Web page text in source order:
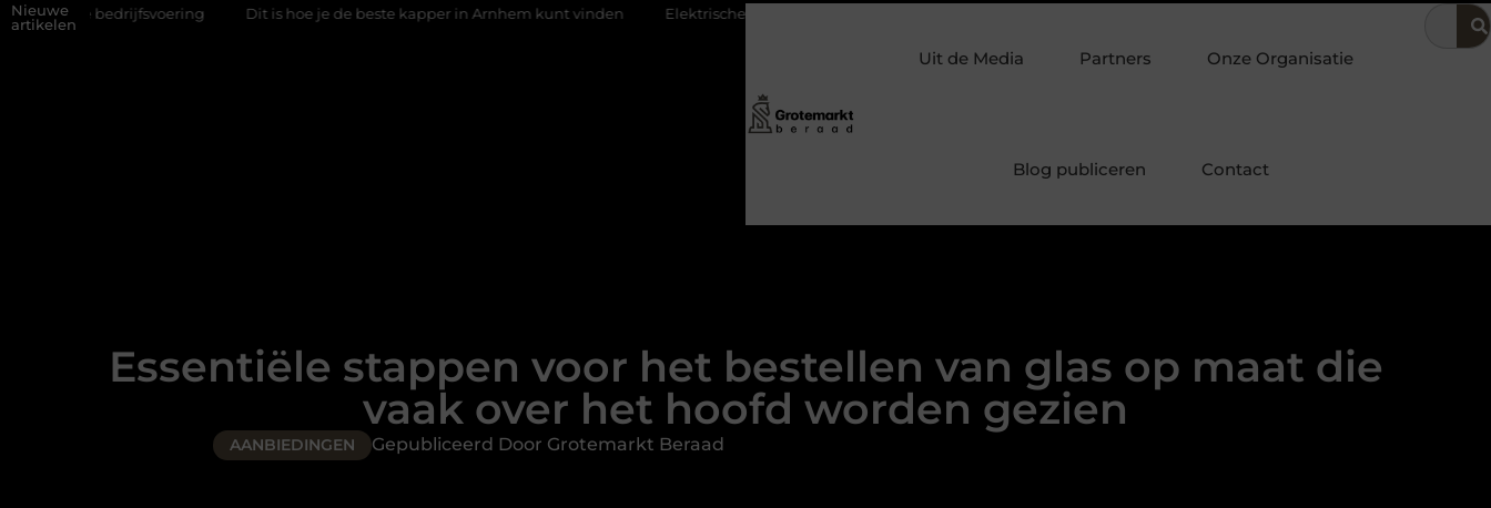
Nieuwe
artikelen
Dit is hoe je de beste kapper in Arnhem kunt vinden Elektrische auto laders: zo bepaal je welke jij nodig hebt Klassiek bureau combineren met andere stukken tot een harmonieus
Uit de Media Partners Onze Organisatie
Blog publiceren Contact
Essentiële stappen voor het bestellen van glas op maat die
vaak over het hoofd worden gezien
AANBIEDINGEN Gepubliceerd Door Grotemarkt Beraad